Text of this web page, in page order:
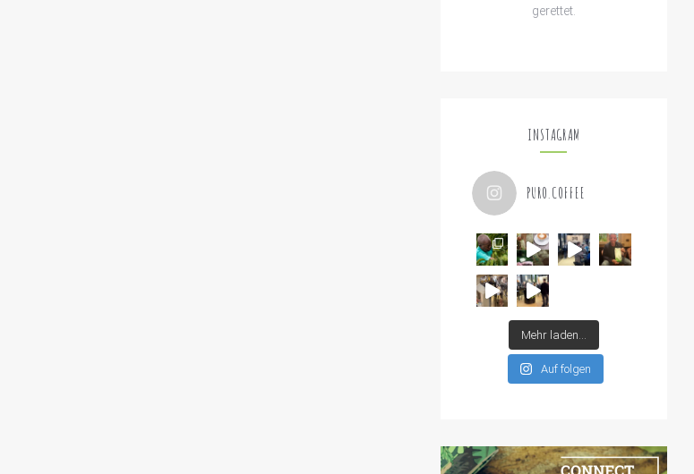
gerettet.
INSTAGRAM
PURO.COFFEE
Mehr laden…
Auf folgen